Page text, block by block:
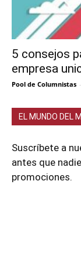
5 consejos
empresa
Pool de Columnistas -
EL MUNDO DEL
Suscríbete a
antes que
promociones.